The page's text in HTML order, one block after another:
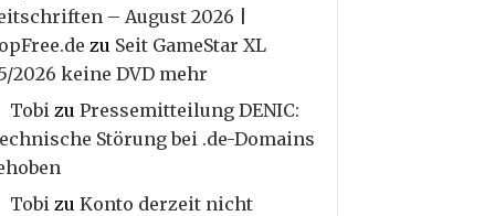
– August 2026 |
zu Seit GameStar XL
2026 keine DVD mehr
Tobi zu Pressemitteilung DENIC:
Störung bei .de-Domains
Tobi zu Konto derzeit nicht